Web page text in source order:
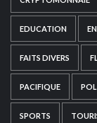
EDUCATION
FAITS DIVERS
PACIFIQUE
SPORTS